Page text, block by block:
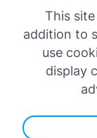
This
addition to
use
display
Français
Italiano
Com a
no
compatíveis. A
com a maioria
como com a